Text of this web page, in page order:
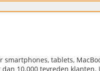
tablets,
10.000 tevreden